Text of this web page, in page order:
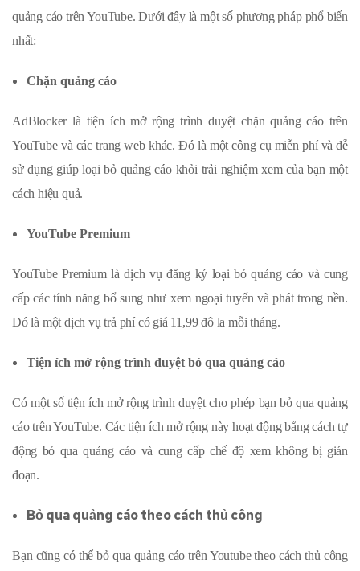
quảng cáo trên YouTube. Dưới đây là một số phương pháp phổ biến
nhất:
Chặn quảng cáo
AdBlocker là tiện ích mở rộng trình duyệt chặn quảng cáo trên
YouTube và các trang web khác. Đó là một công cụ miễn phí và dễ
sử dụng giúp loại bỏ quảng cáo khỏi trải nghiệm xem của bạn một
cách hiệu quả.
YouTube Premium
YouTube Premium là dịch vụ đăng ký loại bỏ quảng cáo và cung
cấp các tính năng bổ sung như xem ngoại tuyến và phát trong nền.
Đó là một dịch vụ trả phí có giá 11,99 đô la mỗi tháng.
Tiện ích mở rộng trình duyệt bỏ qua quảng cáo
Có một số tiện ích mở rộng trình duyệt cho phép bạn bỏ qua quảng
cáo trên YouTube. Các tiện ích mở rộng này hoạt động bằng cách tự
động bỏ qua quảng cáo và cung cấp chế độ xem không bị gián
đoạn.
Bỏ qua quảng cáo theo cách thủ công
Bạn cũng có thể bỏ qua quảng cáo trên Youtube theo cách thủ công